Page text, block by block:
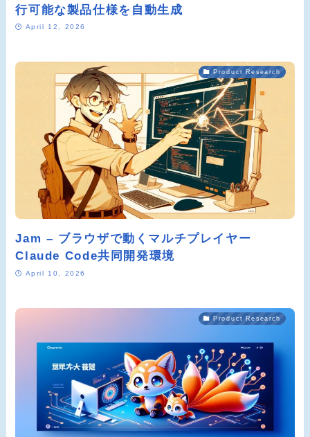
行可能な製品仕様を自動生成
April 12, 2026
Product Research
Jam – ブラウザで動くマルチプレイヤー
Claude Code共同開発環境
April 10, 2026
Product Research